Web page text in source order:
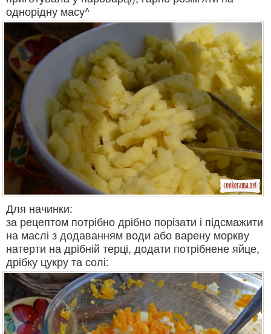
однорідну масу^
Для начинки:
за рецептом потрібно дрібно порізати і підсмажити
на маслі з додаванням води або варену моркву
натерти на дрібній терці, додати потрібнене яйце,
дрібку цукру та солі: